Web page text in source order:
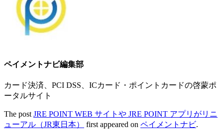
ペイメントナビ編集部
カード決済、PCI DSS、ICカード・ポイントカードの啓蒙ポ
ータルサイト
The post JRE POINT WEB サイトや JRE POINT アプリがリニ
ューアル（JR東日本）
first appeared on ペイメントナビ.